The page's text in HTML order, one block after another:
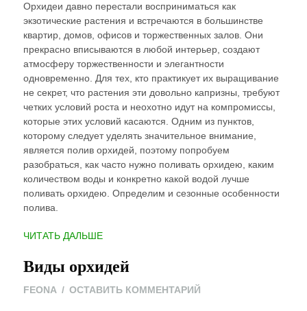
Орхидеи давно перестали восприниматься как
экзотические растения и встречаются в большинстве
квартир, домов, офисов и торжественных залов. Они
прекрасно вписываются в любой интерьер, создают
атмосферу торжественности и элегантности
одновременно. Для тех, кто практикует их выращивание
не секрет, что растения эти довольно капризны, требуют
четких условий роста и неохотно идут на компромиссы,
которые этих условий касаются. Одним из пунктов,
которому следует уделять значительное внимание,
является полив орхидей, поэтому попробуем
разобраться, как часто нужно поливать орхидею, каким
количеством воды и конкретно какой водой лучше
поливать орхидею. Определим и сезонные особенности
полива.
ЧИТАТЬ ДАЛЬШЕ“КАК
ПОЛИВАТЬ
ОРХИДЕЮ
В
Виды орхидей
FEONA ОСТАВИТЬ КОММЕНТАРИЙON